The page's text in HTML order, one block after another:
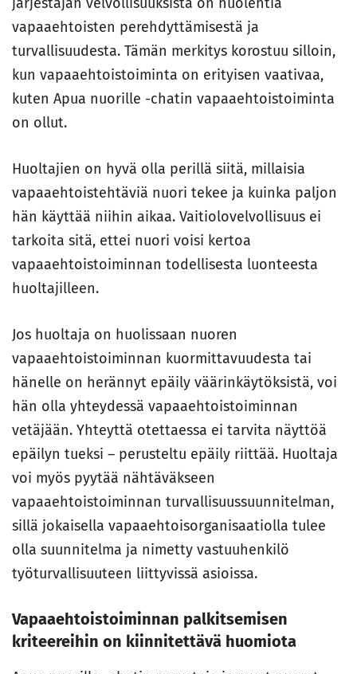
järjestäjän velvollisuuksista on huolehtia
vapaaehtoisten perehdyttämisestä ja
turvallisuudesta. Tämän merkitys korostuu silloin,
kun vapaaehtoistoiminta on erityisen vaativaa,
kuten Apua nuorille -chatin vapaaehtoistoiminta
on ollut.
Huoltajien on hyvä olla perillä siitä, millaisia
vapaaehtoistehtäviä nuori tekee ja kuinka paljon
hän käyttää niihin aikaa. Vaitiolovelvollisuus ei
tarkoita sitä, ettei nuori voisi kertoa
vapaaehtoistoiminnan todellisesta luonteesta
huoltajilleen.
Jos huoltaja on huolissaan nuoren
vapaaehtoistoiminnan kuormittavuudesta tai
hänelle on herännyt epäily väärinkäytöksistä, voi
hän olla yhteydessä vapaaehtoistoiminnan
vetäjään. Yhteyttä otettaessa ei tarvita näyttöä
epäilyn tueksi – perusteltu epäily riittää. Huoltaja
voi myös pyytää nähtäväkseen
vapaaehtoistoiminnan turvallisuussuunnitelman,
sillä jokaisella vapaaehtoisorganisaatiolla tulee
olla suunnitelma ja nimetty vastuuhenkilö
työturvallisuuteen liittyvissä asioissa.
Vapaaehtoistoiminnan palkitsemisen
kriteereihin on kiinnitettävä huomiota